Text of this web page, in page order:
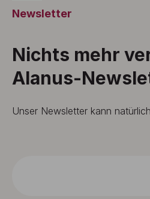
Newsletter
Nichts mehr
Alanus-
Unser Newsletter kann